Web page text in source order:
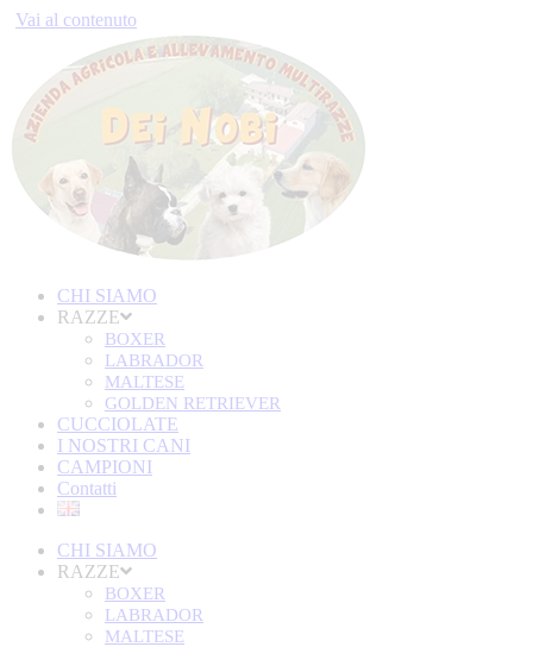
Vai al contenuto
CHI SIAMO
RAZZE
BOXER
LABRADOR
MALTESE
GOLDEN RETRIEVER
CUCCIOLATE
I NOSTRI CANI
CAMPIONI
Contatti
CHI SIAMO
RAZZE
BOXER
LABRADOR
MALTESE